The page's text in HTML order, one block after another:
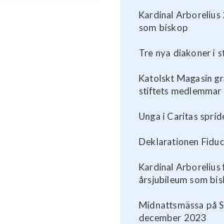
Kardinal Arborelius
som biskop
Tre nya diakoner i
Katolskt Magasin
stiftets medlemmar
Unga i Caritas
Deklarationen
Kardinal Arborelius
årsjubileum som
Midnattsmässa på
december 2023